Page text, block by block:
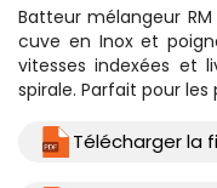
Batteur mélangeur
cuve en Inox et
vitesses indexées et
spirale. Parfait pour les
Télécharger la